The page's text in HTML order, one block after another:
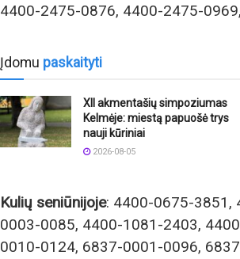
4400-2475-0876, 4400-2475-
Įdomu paskaityti
XII akmentašių simpoziumas
Kelmėje: miestą papuošė trys
nauji kūriniai
2026-08-05
Kulių seniūnijoje: 4400-0675-3851,
0003-0085, 4400-1081-2403,
0010-0124, 6837-0001-0096,